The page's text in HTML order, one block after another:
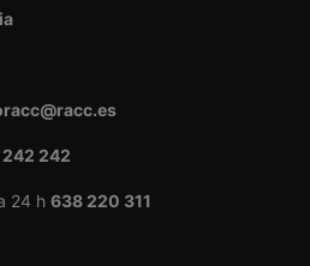
242
24 h 638 220 311